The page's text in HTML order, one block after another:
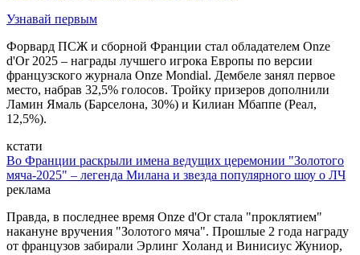
Узнавай первым
Форвард ПСЖ и сборной Франции стал обладателем Onze
d'Or 2025 – награды лучшего игрока Европы по версии
французского журнала Onze Mondial. Дембеле занял первое
место, набрав 32,5% голосов. Тройку призеров дополнили
Ламин Ямаль (Барселона, 30%) и Килиан Мбаппе (Реал,
12,5%).
кстати
Во Франции раскрыли имена ведущих церемонии "Золотого
мяча-2025" – легенда Милана и звезда популярного шоу о ЛЧ
реклама
Правда, в последнее время Onze d'Or стала "проклятием"
накануне вручения "Золотого мяча". Прошлые 2 года награду
от французов забирали Эрлинг Холанд и Винисиус Жуниор,